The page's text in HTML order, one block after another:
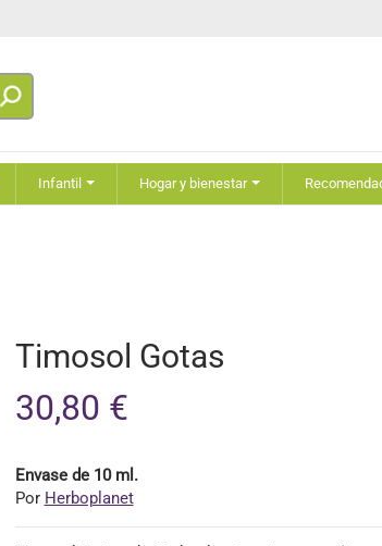
Infantil Hogar y bienestar
Timosol Gotas
30,80 €
Envase de 10 ml.
Por Herboplanet